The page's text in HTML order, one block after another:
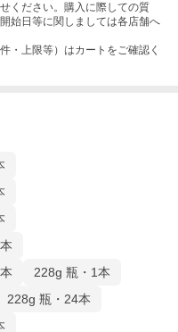
ください。購入に際しての質
始日等に関しましては各店舗へ
・上限等）はカートをご確認く
228g 瓶・1本
228g 瓶・24本